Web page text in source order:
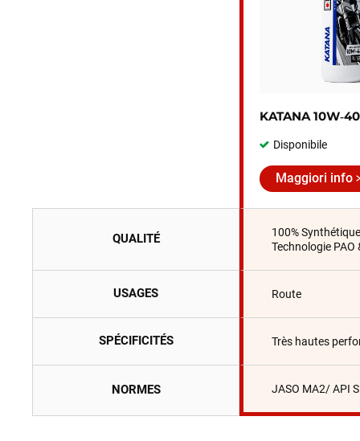
KATANA 10W‑40
Disponibile
Maggiori info
QUALITÉ
100% Synthétique
Technologie PAO
USAGES Route
SPÉCIFICITÉS Très hautes
NORMES JASO MA2/ API